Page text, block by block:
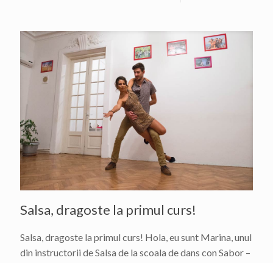
Salsa, dragoste la primul curs!
Salsa, dragoste la primul curs! Hola, eu sunt Marina, unul
din instructorii de Salsa de la scoala de dans con Sabor –